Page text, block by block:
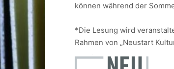
können während der
*Die Lesung wird
Rahmen von „Neustart